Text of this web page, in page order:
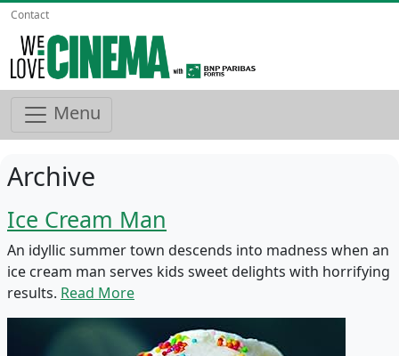
Contact
Menu
Archive
Ice Cream Man
An idyllic summer town descends into madness when an
ice cream man serves kids sweet delights with horrifying
results. Read More